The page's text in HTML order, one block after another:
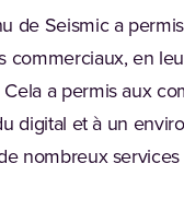
de Seismic a
commerciaux, en
a permis aux
digital et à un
nombreux